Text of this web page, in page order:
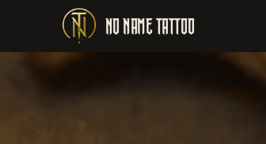
NO NAME TATTOO